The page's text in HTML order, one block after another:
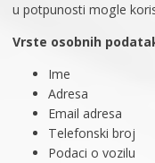
u potpunosti mogle
Vrste osobnih
Ime
Adresa
Email adresa
Telefonski broj
Podaci o vozilu